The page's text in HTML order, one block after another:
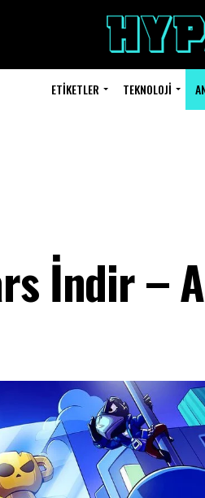
ETIKETLER TEKNOLOJI
İndir –